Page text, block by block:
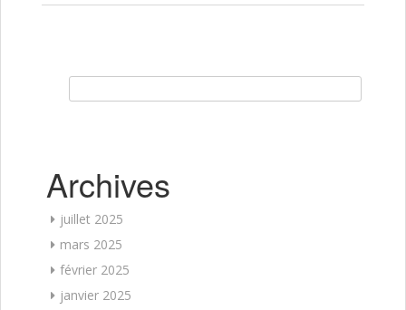
Archives
juillet 2025
mars 2025
février 2025
janvier 2025